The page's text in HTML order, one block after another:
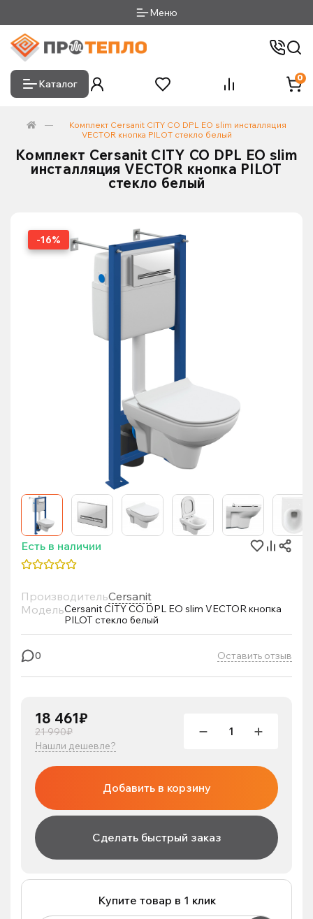
Меню
Каталог
0
Комплект Cersanit CITY CO DPL EO slim инсталляция
VECTOR кнопка PILOT стекло белый
Комплект Cersanit CITY CO DPL EO slim
инсталляция VECTOR кнопка PILOT
стекло белый
-16%
Есть в наличии
ПроизводительCersanit
МодельCersanit CITY CO DPL EO slim VECTOR кнопка
PILOT стекло белый
0 Оставить отзыв
18 461₽
21 990₽
Нашли дешевле?
Добавить в корзину
Сделать быстрый заказ
Купите товар в 1 клик